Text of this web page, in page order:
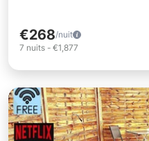
€268/nuit
7 nuits - €1,877